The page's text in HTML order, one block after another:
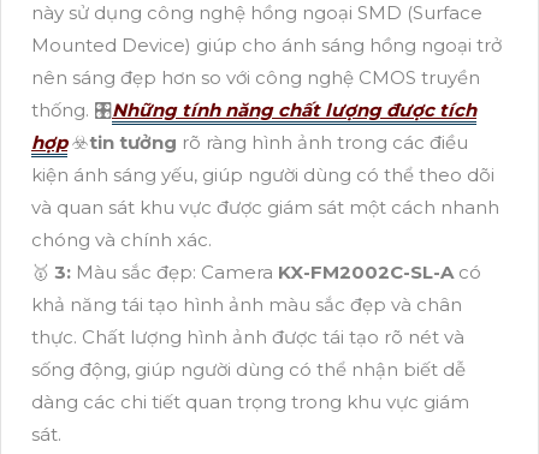
này sử dụng công nghệ hồng ngoại SMD (Surface
Mounted Device) giúp cho ánh sáng hồng ngoại trở
nên sáng đẹp hơn so với công nghệ CMOS truyền
thống. 🎛Những tính năng chất lượng được tích
hợp☣️tin tưởng rõ ràng hình ảnh trong các điều
kiện ánh sáng yếu, giúp người dùng có thể theo dõi
và quan sát khu vực được giám sát một cách nhanh
chóng và chính xác.
🥇 3: Màu sắc đẹp: Camera KX-FM2002C-SL-A có
khả năng tái tạo hình ảnh màu sắc đẹp và chân
thực. Chất lượng hình ảnh được tái tạo rõ nét và
sống động, giúp người dùng có thể nhận biết dễ
dàng các chi tiết quan trọng trong khu vực giám
sát.